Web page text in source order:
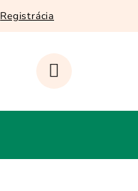
Registrácia
NÁKUPNÝ